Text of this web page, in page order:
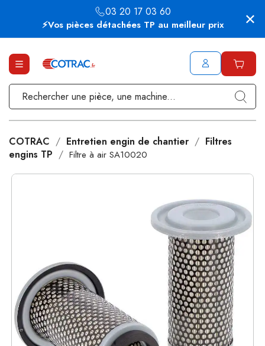
⚡Vos pièces détachées TP au meilleur prix
03 20 17 03 60
COTRAC Entretien engin de chantier
Filtres
engins TP
Filtre à air SA10020